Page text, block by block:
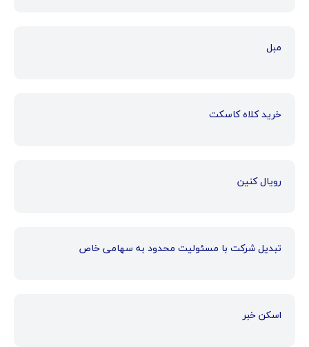
مبل
خرید کلاه کاسکت
رویال کنین
تبدیل شرکت با مسئولیت محدود به سهامی خاص
اسکن خبر